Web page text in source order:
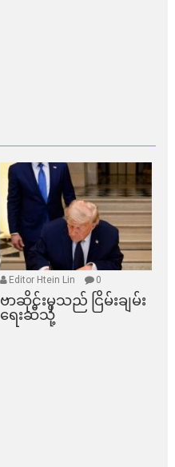
Editor Htein Lin 0
ဗာဆိုင်းမှသည် ငြိမ်းချမ်း
ရေးဆီသို့